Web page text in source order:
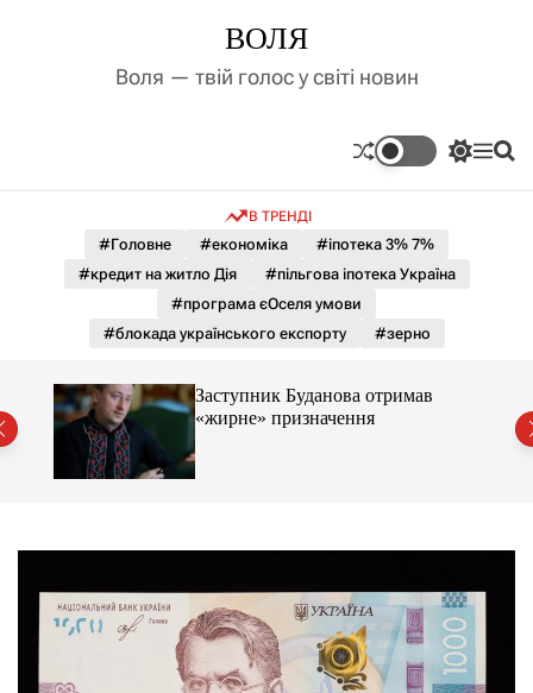
д
ВОЛЯ
Воля — твій голос у світі новин
П
м
к
к
ь
ж
м
у
М П
В ТРЕНДІ
#Головне #економіка
#іпотека 3% 7%
#кредит на житло Дія
#пільгова іпотека Україна
#програма єОселя умови
#блокада українського експорту
#зерно
Заступник Буданова отримав
«жирне» призначення